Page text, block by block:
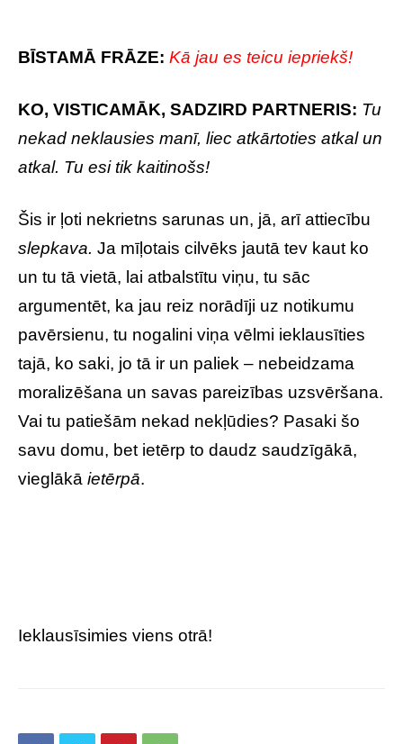
BĪSTAMĀ FRĀZE: Kā jau es teicu iepriekš!
KO, VISTICAMĀK, SADZIRD PARTNERIS: Tu
nekad neklausies manī, liec atkārtoties atkal un
atkal. Tu esi tik kaitinošs!
Šis ir ļoti nekrietns sarunas un, jā, arī attiecību
slepkava. Ja mīļotais cilvēks jautā tev kaut ko
un tu tā vietā, lai atbalstītu viņu, tu sāc
argumentēt, ka jau reiz norādīji uz notikumu
pavērsienu, tu nogalini viņa vēlmi ieklausīties
tajā, ko saki, jo tā ir un paliek – nebeidzama
moralizēšana un savas pareizības uzsvēršana.
Vai tu patiešām nekad nekļūdies? Pasaki šo
savu domu, bet ietērp to daudz saudzīgākā,
vieglākā ietērpā.
Ieklausīsimies viens otrā!